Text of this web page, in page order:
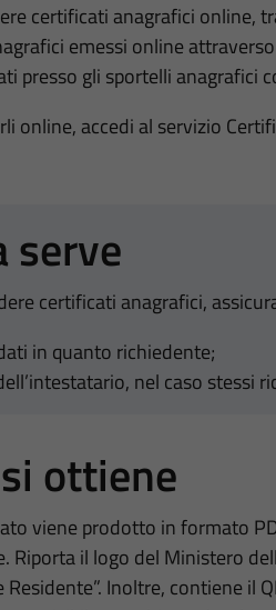
certificati anagrafici online,
emessi online
presso gli sportelli anagrafici
online, accedi al servizio
serve
certificati anagrafici,
in quanto richiedente;
nel caso stessi
ottiene
viene prodotto in formato
Riporta il logo del Ministero
Residente”. Inoltre, contiene il